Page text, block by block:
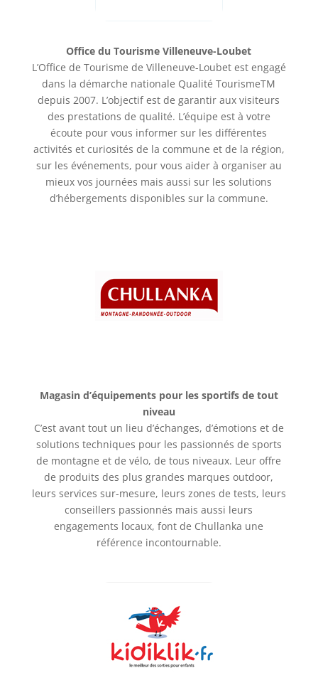
Office du Tourisme Villeneuve-Loubet
L’Office de Tourisme de Villeneuve-Loubet est engagé
dans la démarche nationale Qualité TourismeTM
depuis 2007. L’objectif est de garantir aux visiteurs
des prestations de qualité. L’équipe est à votre
écoute pour vous informer sur les différentes
activités et curiosités de la commune et de la région,
sur les événements, pour vous aider à organiser au
mieux vos journées mais aussi sur les solutions
d’hébergements disponibles sur la commune.
Magasin d’équipements pour les sportifs de tout
niveau
C’est avant tout un lieu d’échanges, d’émotions et de
solutions techniques pour les passionnés de sports
de montagne et de vélo, de tous niveaux. Leur offre
de produits des plus grandes marques outdoor,
leurs services sur-mesure, leurs zones de tests, leurs
conseillers passionnés mais aussi leurs
engagements locaux, font de Chullanka une
référence incontournable.